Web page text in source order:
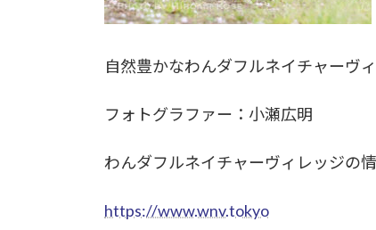
自然豊かなわんダフルネイチャーヴ
フォトグラファー：小瀬広明
わんダフルネイチャーヴィレッジの情
https://www.wnv.tokyo